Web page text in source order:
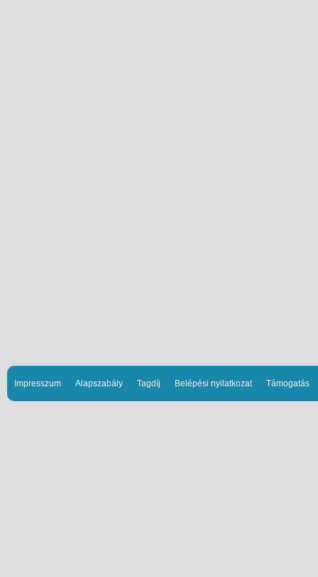
Impresszum Alapszabály Tagdíj Belépési nyilatkozat Támogatás